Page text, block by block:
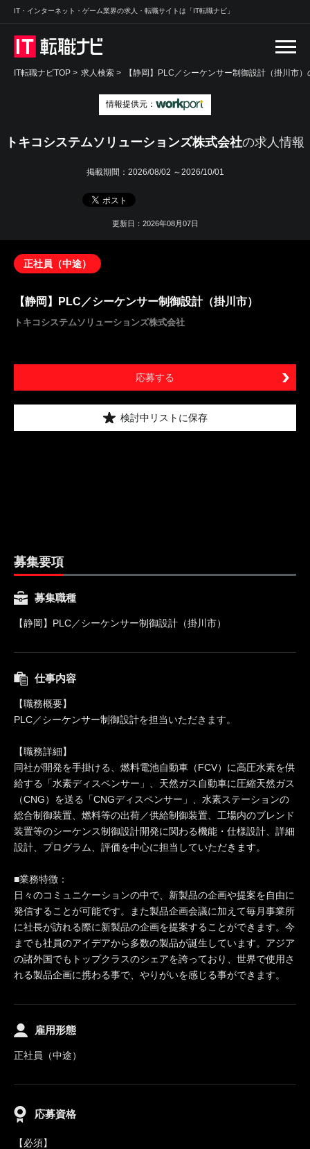
IT・インターネット・ゲーム業界の求人・転職サイトは「IT転職ナビ」
IT転職ナビTOP > 求人検索 > 【静岡】PLC／シーケンサー制御設計（掛川市
情報提供元：
トキコシステムソリューションズ株式会社の求人情報
掲載期間： 2026/08/02 ～2026/10/01
更新日：2026年08月07日
正社員（中途）
【静岡】PLC／シーケンサー制御設計（掛川市）
トキコシステムソリューションズ株式会社
応募する
検討中リストに保存
募集要項
募集職種
【静岡】PLC／シーケンサー制御設計（掛川市）
仕事内容
【職務概要】
PLC／シーケンサー制御設計を担当いただきます。
【職務詳細】
同社が開発を手掛ける、燃料電池自動車（FCV）に高圧水素を供
給する「水素ディスペンサー」、天然ガス自動車に圧縮天然ガス
（CNG）を送る「CNGディスペンサー」、水素ステーションの
総合制御装置、燃料等の出荷／供給制御装置、工場内のブレンド
装置等のシーケンス制御設計開発に関わる機能・仕様設計、詳細
設計、プログラム、評価を中心に担当していただきます。
■業務特徴：
日々のコミュニケーションの中で、新製品の企画や提案を自由に
発信することが可能です。また製品企画会議に加えて毎月事業所
に社長が訪れる際に新製品の企画を提案することができます。今
までも社員のアイデアから多数の製品が誕生しています。アジア
の諸外国でもトップクラスのシェアを誇っており、世界で使用さ
れる製品企画に携わる事で、やりがいを感じる事ができます。
雇用形態
正社員（中途）
応募資格
【必須】